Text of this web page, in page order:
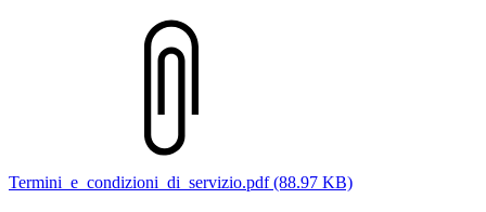
Termini_e_condizioni_di_servizio.pdf (88.97 KB)